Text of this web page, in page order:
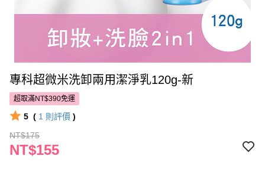
專科超微米洗卸兩用潔淨乳120g-新
超取滿NT$390免運
5 ( 1 則評價 )
NT$175
NT$155